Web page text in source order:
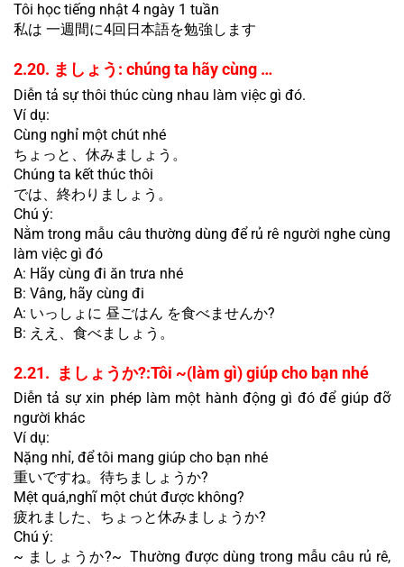
Tôi học tiếng nhật 4 ngày 1 tuần
私は 一週間に4回日本語を勉強します
2.20. ましょう: chúng ta hãy cùng …
Diễn tả sự thôi thúc cùng nhau làm việc gì đó.
Ví dụ:
Cùng nghỉ một chút nhé
ちょっと、休みましょう。
Chúng ta kết thúc thôi
では、終わりましょう。
Chú ý:
Nằm trong mẫu câu thường dùng để rủ rê người nghe cùng
làm việc gì đó
A: Hãy cùng đi ăn trưa nhé
B: Vâng, hãy cùng đi
A: いっしょに 昼ごはん を食べませんか?
B: ええ、食べましょう。
2.21.  ましょうか?:Tôi ~(làm gì) giúp cho bạn nhé
Diễn tả sự xin phép làm một hành động gì đó để giúp đỡ
người khác
Ví dụ:
Nặng nhỉ, để tôi mang giúp cho bạn nhé
重いですね。待ちましょうか?
Mệt quá,nghĩ một chút được không?
疲れました、ちょっと休みましょうか?
Chú ý:
~ ましょうか?~  Thường được dùng trong mẫu câu rủ rê,